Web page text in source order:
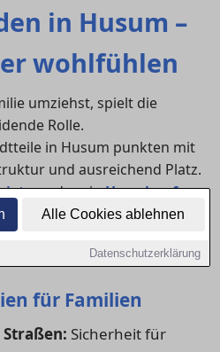
Alle Cookies ablehnen
Datenschutzerklärung
in Husum –
wohlfühlen
umziehst, spielt die
Rolle.
in Husum punkten mit
und ausreichend Platz.
oder einHaus kaufen
ist, dass sich Kinder hier frei
Wichtige in der Nähe
für Familien
Sicherheit für